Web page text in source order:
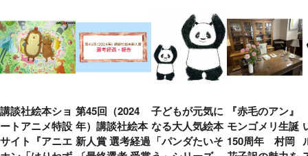
講談社絵本ショ
ートアニメ特設
サイト『アニエ
第45回（2024
年）講談社絵本
新人賞 選考経過
子どもが元気に
なる大人気絵本
「パンダたいそ
『赤毛のアン』
モンゴメリ生誕
150周年 村岡